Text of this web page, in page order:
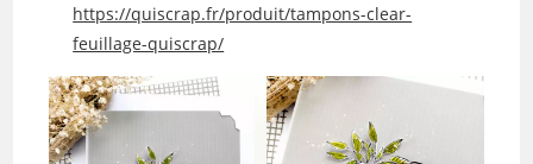
https://quiscrap.fr/produit/tampons-clear-
feuillage-quiscrap/